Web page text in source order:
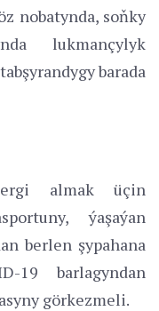
nobatynda, soňky
lukmançylyk
barada
almak üçin
ýaşaýan
berlen şypahana
19 barlagyndan
görkezmeli.